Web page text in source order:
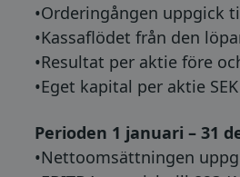
•Orderingången uppgick
•Kassaflödet från den
•Resultat per aktie före
•Eget kapital per aktie
Perioden 1 januari – 31
•Nettoomsättningen